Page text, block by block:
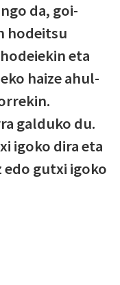
da, goi-
hodeitsu
eta
haize ahul-
galduko du.
igoko dira eta
edo gutxi igoko